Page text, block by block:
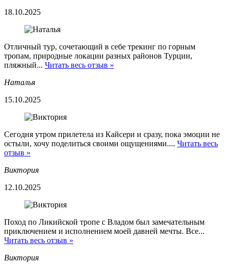
18.10.2025
Отличный тур, сочетающий в себе трекинг по горным
тропам, природные локации разных районов Турции,
пляжный... Читать весь отзыв »
Наталья
15.10.2025
Сегодня утром прилетела из Кайсери и сразу, пока эмоции не
остыли, хочу поделиться своими ощущениями.... Читать весь
отзыв »
Виктория
12.10.2025
Поход по Ликийской тропе с Владом был замечательным
приключением и исполнением моей давней мечты. Все...
Читать весь отзыв »
Виктория